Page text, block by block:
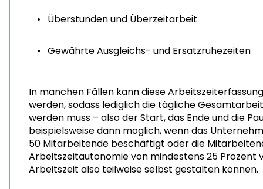
Überstunden und Überzeitarbeit
Gewährte Ausgleichs- und Ersatzruhezeiten
In manchen Fällen kann diese
werden, sodass lediglich die tägliche
werden muss – also der Start, das Ende und die
beispielsweise dann möglich, wenn das
50 Mitarbeitende beschäftigt oder die
Arbeitszeitautonomie von mindestens 25 Prozent
Arbeitszeit also teilweise selbst gestalten können.